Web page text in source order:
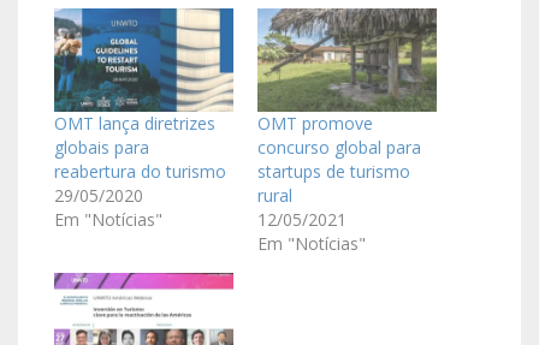
OMT lança diretrizes
globais para
reabertura do turismo
29/05/2020
Em "Notícias"
OMT promove
concurso global para
startups de turismo
rural
12/05/2021
Em "Notícias"